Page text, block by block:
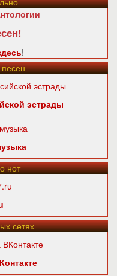
!
эстрады
нот
сетях